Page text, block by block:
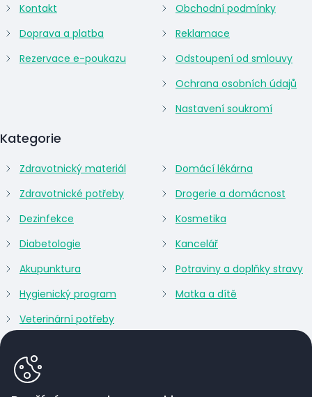
Kontakt
Doprava a platba
Rezervace e-poukazu
Kategorie
Zdravotnický materiál
Zdravotnické potřeby
Dezinfekce
Diabetologie
Akupunktura
Hygienický program
Veterinární potřeby
Domácí lékárna
Drogerie a domácnost
Kosmetika
Kancelář
Potraviny a doplňky stravy
Matka a dítě
Obchodní podmínky
Reklamace
Odstoupení od smlouvy
Ochrana osobních údajů
Nastavení soukromí